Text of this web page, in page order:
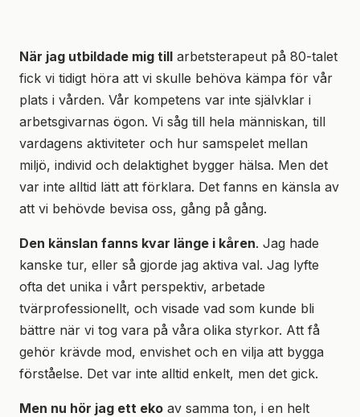
När jag utbildade mig till arbetsterapeut på 80-talet
fick vi tidigt höra att vi skulle behöva kämpa för vår
plats i vården. Vår kompetens var inte självklar i
arbetsgivarnas ögon. Vi såg till hela människan, till
vardagens aktiviteter och hur samspelet mellan
miljö, individ och delaktighet bygger hälsa. Men det
var inte alltid lätt att förklara. Det fanns en känsla av
att vi behövde bevisa oss, gång på gång.
Den känslan fanns kvar länge i kåren. Jag hade
kanske tur, eller så gjorde jag aktiva val. Jag lyfte
ofta det unika i vårt perspektiv, arbetade
tvärprofessionellt, och visade vad som kunde bli
bättre när vi tog vara på våra olika styrkor. Att få
gehör krävde mod, envishet och en vilja att bygga
förståelse. Det var inte alltid enkelt, men det gick.
Men nu hör jag ett eko av samma ton, i en helt